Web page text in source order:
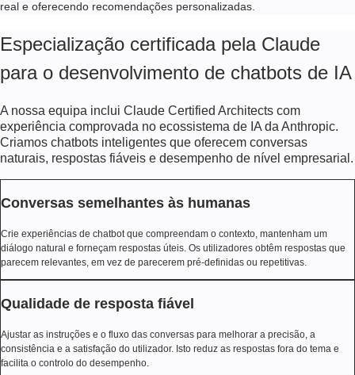
real e oferecendo recomendações personalizadas.
Especialização certificada pela Claude
para o desenvolvimento de chatbots de IA
A nossa equipa inclui Claude Certified Architects com
experiência comprovada no ecossistema de IA da Anthropic.
Criamos chatbots inteligentes que oferecem conversas
naturais, respostas fiáveis e desempenho de nível empresarial.
Conversas semelhantes às humanas
Crie experiências de chatbot que compreendam o contexto, mantenham um
diálogo natural e forneçam respostas úteis. Os utilizadores obtêm respostas que
parecem relevantes, em vez de parecerem pré-definidas ou repetitivas.
Qualidade de resposta fiável
Ajustar as instruções e o fluxo das conversas para melhorar a precisão, a
consistência e a satisfação do utilizador. Isto reduz as respostas fora do tema e
facilita o controlo do desempenho.